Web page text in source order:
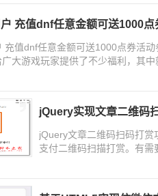
充值dnf任意金额可送1000点
充值dnf任意金额可送1000点券活
大游戏玩家提供了不少福利，其
jQuery实现文章二维码
jQuery文章二维码扫码打
支付二维码扫描打赏。有需